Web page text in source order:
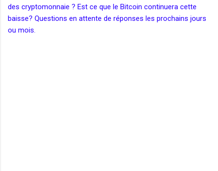
des cryptomonnaie ? Est ce que le Bitcoin continuera cette
baisse? Questions en attente de réponses les prochains jours
ou mois.